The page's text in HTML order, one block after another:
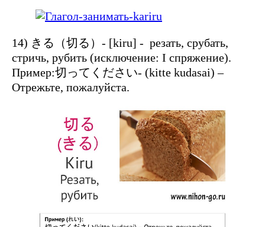
14) きる（切る）- [kiru] - резать, срубать,
стричь, рубить (исключение: I спряжение).
Пример:切ってください- (kitte kudasai) –
Отрежьте, пожалуйста.